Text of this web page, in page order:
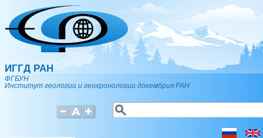
Перейти к основному содержанию
ИГГД РАН
ФГБУН
Институт геологии и геохронологии докембрия РАН
Форма поиска
Поиск